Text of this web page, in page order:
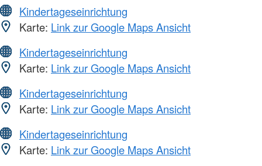
Kindertageseinrichtung
Karte: Link zur Google Maps Ansicht
Kindertageseinrichtung
Karte: Link zur Google Maps Ansicht
Kindertageseinrichtung
Karte: Link zur Google Maps Ansicht
Kindertageseinrichtung
Karte: Link zur Google Maps Ansicht